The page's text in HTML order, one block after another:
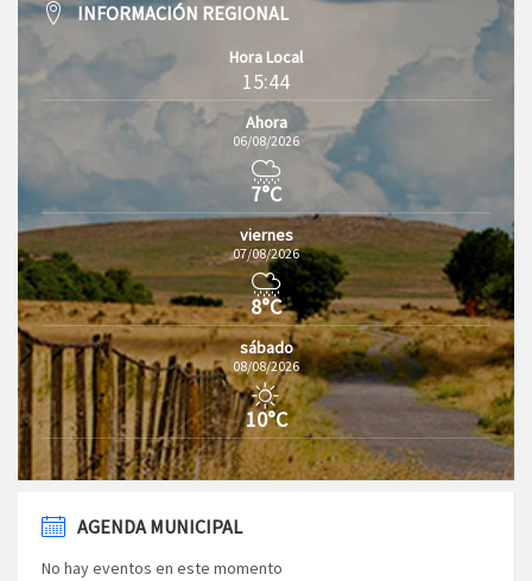
INFORMACIÓN REGIONAL
Hora Local
15:44
Ahora
06/08/2026
7°C
viernes
07/08/2026
8°C
sábado
08/08/2026
10°C
AGENDA MUNICIPAL
No hay eventos en este momento